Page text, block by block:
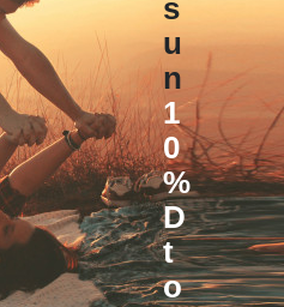
s
u
n
1
0
%
D
t
o